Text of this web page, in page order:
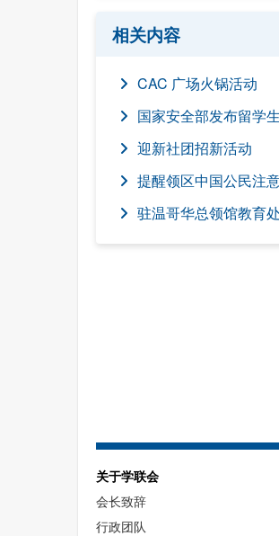
相关内容
CAC 广场火锅活动
国家安全部发布留学
迎新社团招新活动
提醒领区中国公民注
驻温哥华总领馆教育
关于学联会
会长致辞
行政团队